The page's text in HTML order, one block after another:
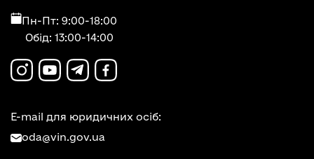
Пн-Пт: 9:00-18:00
Обід: 13:00-14:00
E-mail для юридичних осіб:
oda@vin.gov.ua